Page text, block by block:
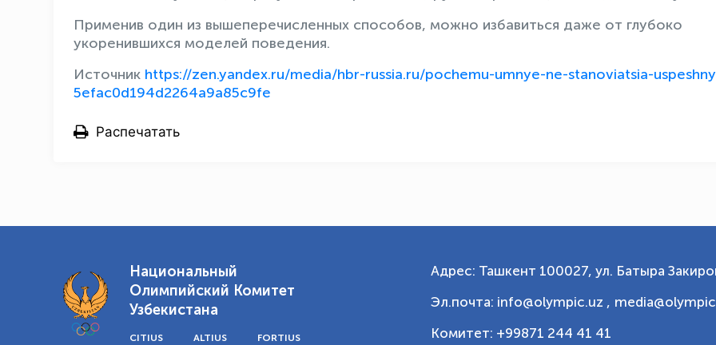
Применив один из вышеперечисленных способов, можно избавиться даже от глубоко
укоренившихся моделей поведения.
Источник https://zen.yandex.ru/media/hbr-russia.ru/pochemu-umnye-ne-stanoviatsia-
5efac0d194d2264a9a85c9fe
Распечатать
Национальный
Олимпийский Комитет
Узбекистана
CITIUS ALTIUS FORTIUS
Адрес: Ташкент 100027, ул. Батыра
Эл.почта: info@olympic.uz ,
Комитет: +99871 244 41 41